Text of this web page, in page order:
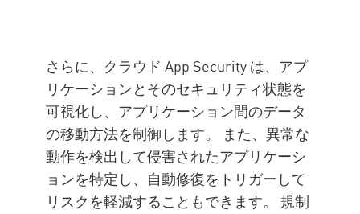
さらに、クラウド App Security は、アプ
リケーションとそのセキュリティ状態を
可視化し、アプリケーション間のデータ
の移動方法を制御します。 また、異常な
動作を検出して侵害されたアプリケーシ
ョンを特定し、自動修復をトリガーして
リスクを軽減することもできます。 規制